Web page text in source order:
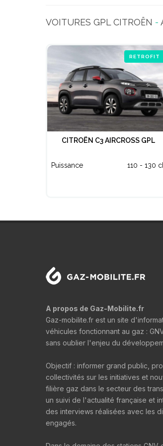
VOITURES GPL CITROËN -
RETROFIT
CITROËN C3 AIRCROSS GPL
Puissance 110 - 130
A propos de Gaz-Mobilite.fr
Gaz-mobilite.fr est un site
véhicules fonctionnant au gaz :
sans oublier l'enjeu du
Objectif : informer grand public,
collectivités sur les initiatives et
filière gaz dans le secteur des
un suivi de l'actualité française et
des interviews réalisées avec les
engagés.